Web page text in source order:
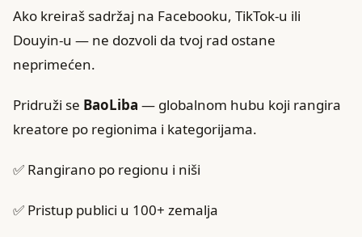
Ako kreiraš sadržaj na Facebooku, TikTok-u ili
Douyin-u — ne dozvoli da tvoj rad ostane
neprimećen.
Pridruži se BaoLiba — globalnom hubu koji rangira
kreatore po regionima i kategorijama.
✅ Rangirano po regionu i niši
✅ Pristup publici u 100+ zemalja